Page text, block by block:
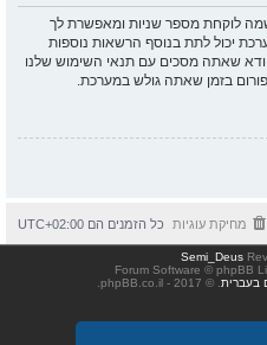
לוקחת מספר שניות ומאפשרת לך
יכול לתת בנוסף הרשאות נוספות
שאתה מסכים עם תנאי השימוש שלנו
בזמן שאתה גולש במערכת.
כל הזמנים הם UTC+02:00 מחיקת עוגיות
Semi_Deus
. © 2017 - phpBB.co.il.